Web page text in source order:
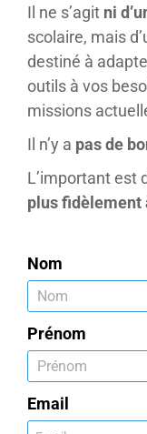
Il ne s’agit ni
scolaire, mais
destiné à
outils à vos
missions
Il n’y a pas de
L’important est
plus fidèlement
Nom
Prénom
Email